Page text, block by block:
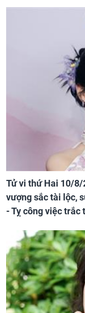
Tử vi thứ Hai 10/8/
vượng sắc tài lộc,
- Tỵ công việc